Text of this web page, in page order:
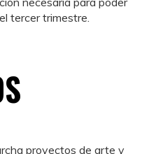
tercer trimestre.
proyectos de arte y